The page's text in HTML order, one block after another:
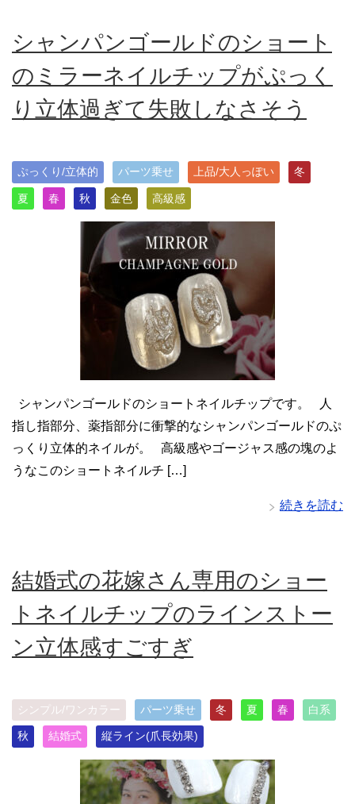
シャンパンゴールドのショート
のミラーネイルチップがぷっく
り立体過ぎて失敗しなさそう
ぷっくり/立体的 パーツ乗せ 上品/大人っぽい 冬
夏 春 秋 金色 高級感
シャンパンゴールドのショートネイルチップです。 人
指し指部分、薬指部分に衝撃的なシャンパンゴールドのぷ
っくり立体的ネイルが。 高級感やゴージャス感の塊のよ
うなこのショートネイルチ […]
続きを読む
結婚式の花嫁さん専用のショー
トネイルチップのラインストー
ン立体感すごすぎ
シンプル/ワンカラー パーツ乗せ 冬 夏 春 白系
秋 結婚式 縦ライン(爪長効果)